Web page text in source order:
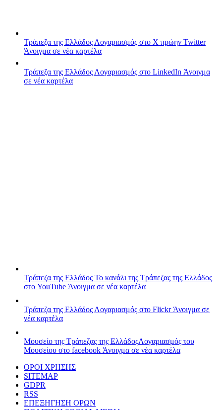
Τράπεζα της Ελλάδος Λογαριασμός στο X πρώην Twitter
Άνοιγμα σε νέα καρτέλα
Τράπεζα της Ελλάδος Λογαριασμός στο LinkedIn Άνοιγμα
σε νέα καρτέλα
Τράπεζα της Ελλάδος Το κανάλι της Τράπεζας της Ελλάδος
στο YouTube Άνοιγμα σε νέα καρτέλα
Τράπεζα της Ελλάδος Λογαριασμός στο FlickrΆνοιγμα σε
νέα καρτέλα
Μουσείο της Τράπεζας της ΕλλάδοςΛογαριασμός του
Μουσείου στο facebook Άνοιγμα σε νέα καρτέλα
ΟΡΟΙ ΧΡΗΣΗΣ
SITEMAP
GDPR
RSS
ΕΠΕΞΗΓΗΣΗ ΟΡΩΝ